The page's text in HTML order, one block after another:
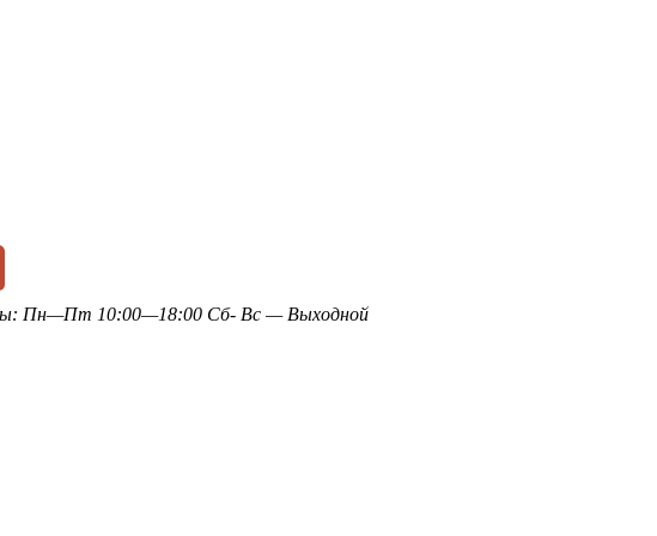
Пн—Пт 10:00—18:00 Сб- Вс — Выходной